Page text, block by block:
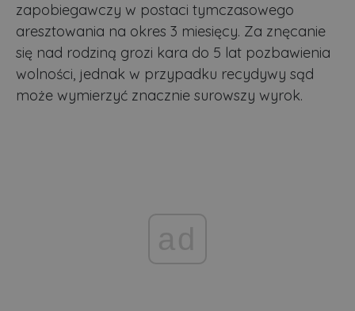
zapobiegawczy w postaci tymczasowego
aresztowania na okres 3 miesięcy. Za znęcanie
się nad rodziną grozi kara do 5 lat pozbawienia
wolności, jednak w przypadku recydywy sąd
może wymierzyć znacznie surowszy wyrok.